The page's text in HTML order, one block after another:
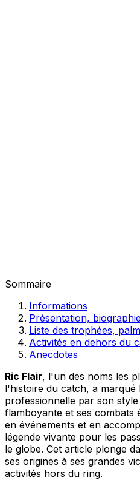
Sommaire
Informations
Présentation,
Liste des trophées,
Activités en dehors du
Anecdotes
Ric Flair, l'un des noms les
l'histoire du catch, a marqué
professionnelle par son
flamboyante et ses combats
en événements et en
légende vivante pour les
le globe. Cet article plonge
ses origines à ses grandes
activités hors du ring.